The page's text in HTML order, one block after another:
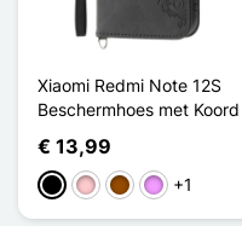
Xiaomi Redmi Note 12S
Beschermhoes met Koord
€ 13,99
ZwartRozeBruinLicht Violet
+1